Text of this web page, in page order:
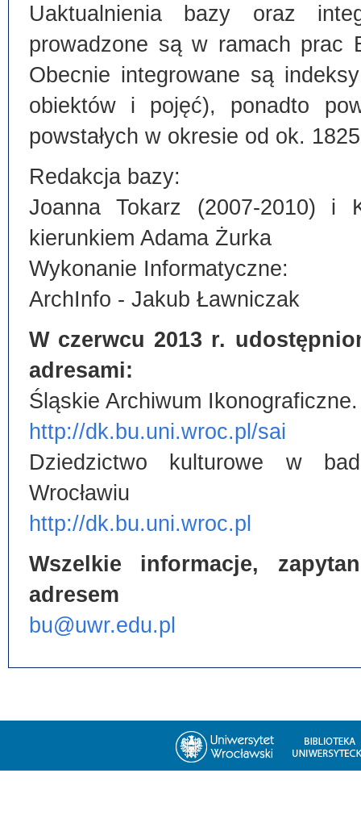
Uaktualnienia bazy oraz
prowadzone są w ramach prac
Obecnie integrowane są
obiektów i pojęć), ponadto
powstałych w okresie od ok.
Redakcja bazy:
Joanna Tokarz (2007-2010) i
kierunkiem Adama Żurka
Wykonanie Informatyczne:
ArchInfo - Jakub Ławniczak
W czerwcu 2013 r.
adresami:
Śląskie Archiwum Ikonograficzne.
http://dk.bu.uni.wroc.pl/sai
Dziedzictwo kulturowe w
Wrocławiu
http://dk.bu.uni.wroc.pl
Wszelkie informacje,
adresem
bu@uwr.edu.pl